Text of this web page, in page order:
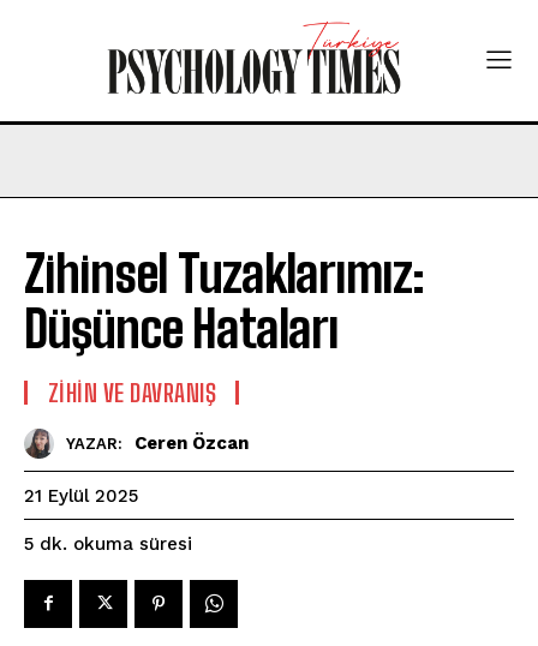
Zihinsel Tuzaklarımız:
Düşünce Hataları
⁠ZIHIN VE DAVRANIŞ
YAZAR: Ceren Özcan
21 Eylül 2025
5 dk. okuma süresi